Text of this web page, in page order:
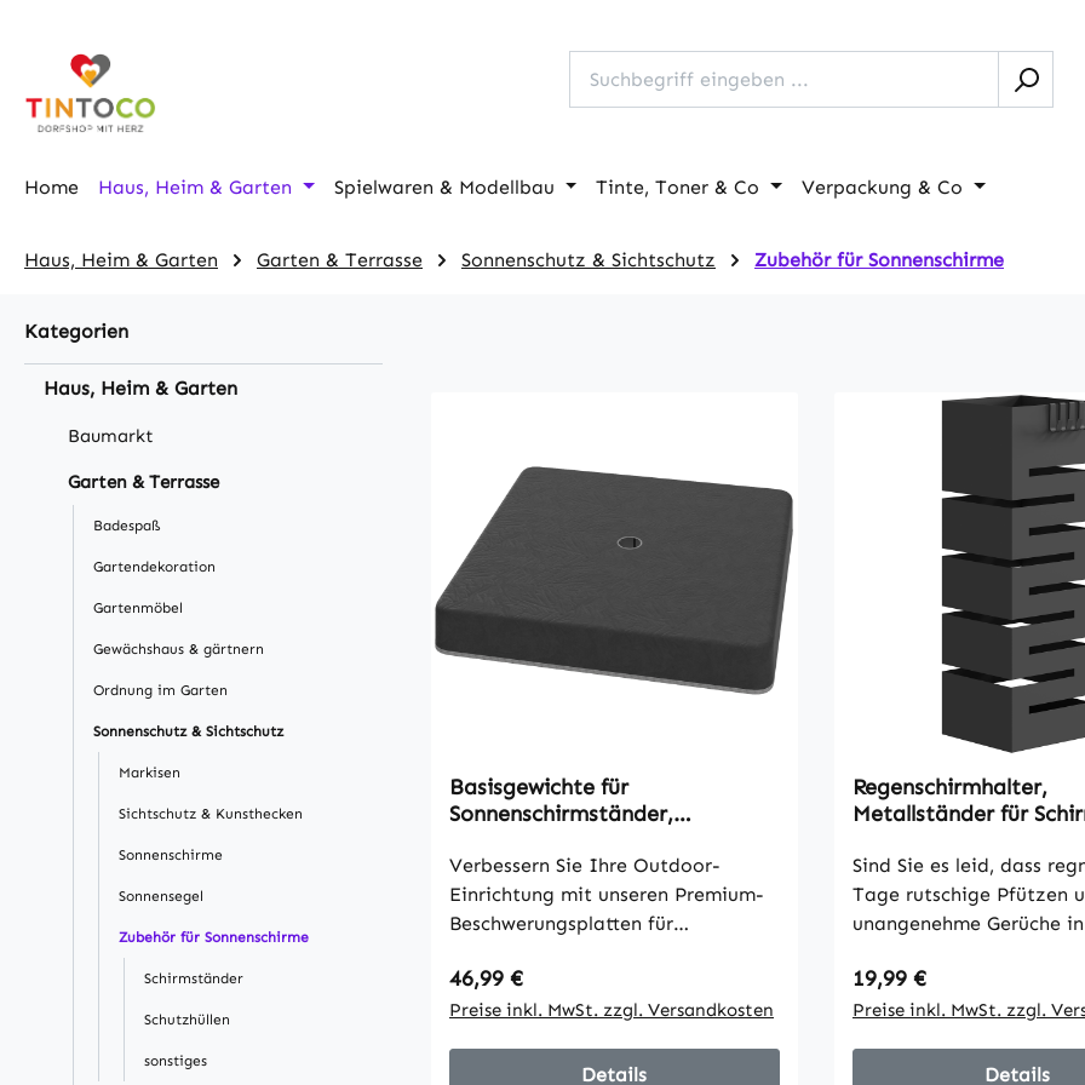
Home Haus, Heim & Garten Spielwaren & Modellbau Tinte, Toner & Co Verpackung & Co
Haus, Heim & Garten Garten & Terrasse Sonnenschutz & Sichtschutz Zubehör für Sonnenschirme
Kategorien
Haus, Heim & Garten
Baumarkt
Garten & Terrasse
Badespaß
Gartendekoration
Gartenmöbel
Gewächshaus & gärtnern
Ordnung im Garten
Sonnenschutz & Sichtschutz
Markisen
Sichtschutz & Kunsthecken
Sonnenschirme
Sonnensegel
Zubehör für Sonnenschirme
Schirmständer
Schutzhüllen
sonstiges
Basisgewichte für
Sonnenschirmständer,
befüllbar, Kunststoff, 89L x 89B
x 10,5H cm, Schwarz
Verbessern Sie Ihre Outdoor-
Einrichtung mit unseren Premium-
Beschwerungsplatten für
Kunststoff-Material gefertigt,
garantieren sie erhöhte Festigkeit
Polyesterhülle des befüllbaren
Regulärer Preis:
46,99 €
Preise inkl. MwSt. zzgl. Versandkosten
Details
Regenschirmhalter,
Metallständer für
mit Haken und
Platz für 8 Schirme,
Sind Sie es leid, dass
Tage rutschige Pfützen
unangenehme Gerüche
Diese Probleme schaffen
Sicherheitsrisiko und
HOMCOM
Regulärer Preis:
19,99 €
Preise inkl. MwSt. zzgl.
Details